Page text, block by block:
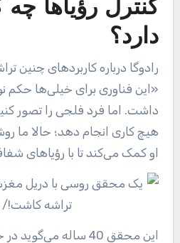
کنترل رؤیاها چه
دارد؟
رادوگا درباره کاربردهای چنین
«این فناوری برای خیلی‌ها حکم
داشت. اما فرد فلجی را تصور
هیچ کاری انجام دهد؛ حالا ما
او کمک می‌کند تا با رؤیاهای
این محقق 40 ساله